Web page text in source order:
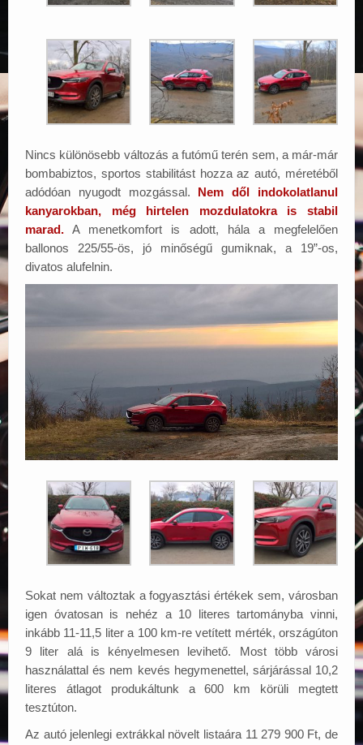
Nincs különösebb változás a futómű terén sem, a már-már
bombabiztos, sportos stabilitást hozza az autó, méretéből
adódóan nyugodt mozgással. Nem dől indokolatlanul
kanyarokban, még hirtelen mozdulatokra is stabil
marad. A menetkomfort is adott, hála a megfelelően
ballonos 225/55-ös, jó minőségű gumiknak, a 19”-os,
divatos alufelnin.
Sokat nem változtak a fogyasztási értékek sem, városban
igen óvatosan is nehéz a 10 literes tartományba vinni,
inkább 11-11,5 liter a 100 km-re vetített mérték, országúton
9 liter alá is kényelmesen levihető. Most több városi
használattal és nem kevés hegymenettel, sárjárással 10,2
literes átlagot produkáltunk a 600 km körüli megtett
tesztúton.
Az autó jelenlegi extrákkal növelt listaára 11 279 900 Ft, de